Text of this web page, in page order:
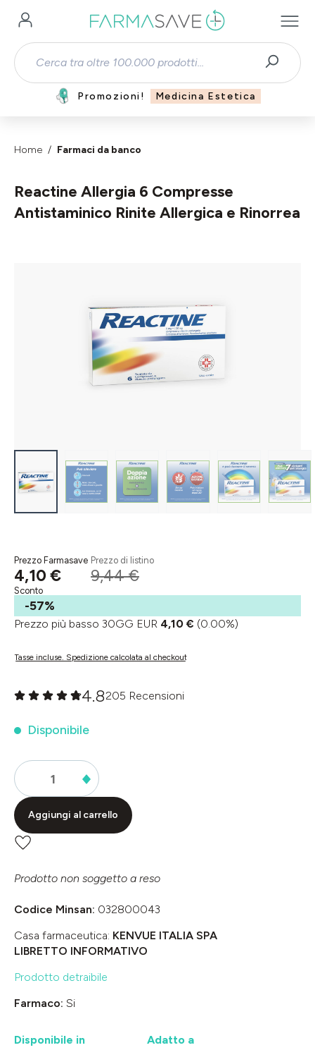
Passa al contenuto principale
Promozioni! Medicina Estetica
Home Farmaci da banco
Reactine Allergia 6 Compresse
Antistaminico Rinite Allergica e Rinorrea
Prezzo Farmasave
4,10 €
Prezzo di listino
9,44 €
Sconto
-57%
Prezzo più basso 30GG EUR 4,10 € (0.00%)
Tasse incluse. Spedizione calcolata al checkout
4.8205 Recensioni
Disponibile
Aggiungi al carrello
Prodotto non soggetto a reso
Codice Minsan: 032800043
Casa farmaceutica: KENVUE ITALIA SPA
LIBRETTO INFORMATIVO
Prodotto detraibile
Farmaco: Si
Disponibile in
Adatto a